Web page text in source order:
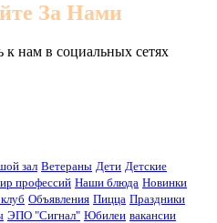
За Нами
к нам в социальных сетях
зал Ветераны Дети Детские
профессий Наши блюда Новинки
Объявления Пицца Праздники
ЭПО "Сигнал" Юбилеи вакансии